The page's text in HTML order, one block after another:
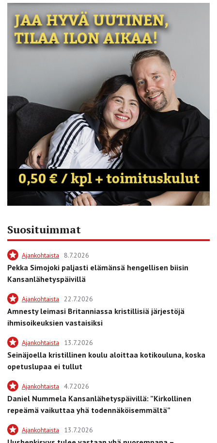
Suosituimmat
Ajankohtaista 8.7.2026
Pekka Simojoki paljasti elämänsä hengellisen biisin
Kansanlähetyspäivillä
Ajankohtaista 22.7.2026
Amnesty leimasi Britanniassa kristillisiä järjestöjä
ihmisoikeuksien vastaisiksi
Ajankohtaista 13.7.2026
Seinäjoella kristillinen koulu aloittaa kotikouluna, koska
opetuslupaa ei tullut
Ajankohtaista 4.7.2026
Daniel Nummela Kansanlähetyspäivillä: ”Kirkollinen
repeämä vaikuttaa yhä todennäköisemmältä”
Ajankohtaista 13.7.2026